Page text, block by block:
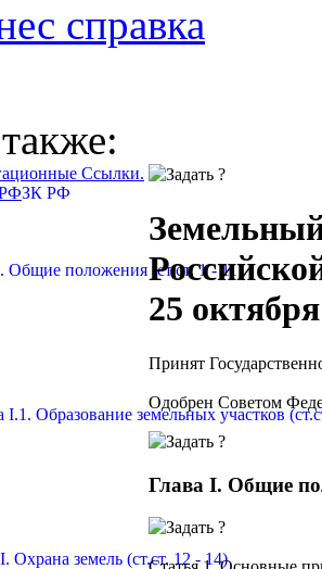
справка
ЗК РФ
Общие положения (ст.ст. 1 - 11)
I.1. Образование земельных участков
Охрана земель (ст.ст. 12 - 14)
25
Принят
Одобрен Советом
Глава I. Общие